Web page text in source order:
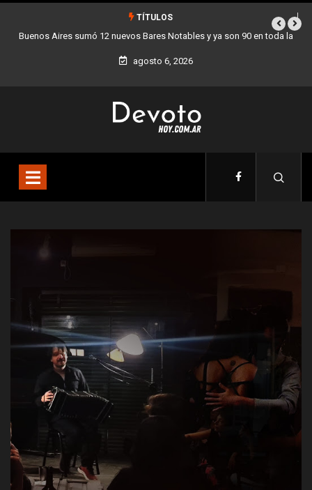
TÍTULOS
ya son 90 en toda la Los stands móviles de la Ciudad llegan esta
agosto 6, 2026